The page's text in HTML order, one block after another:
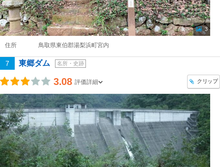
3
住所 鳥取県東伯郡湯梨浜町宮内
7 東郷ダム 名所・史跡
3.08 評価詳細 クリップ